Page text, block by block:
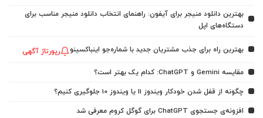
بهترین دانلود منیجر برای آیفون: راهنمای انتخاب دانلود منیجر مناسب برای
دستگاه‌های اپل
بهترین راه برای جذب مشتریان جدید با شماره‌جو اینباکسینو رپورتاژ آگهی
مقایسه Gemini و ChatGPT: کدام یک بهتر است؟
چگونه از قفل شدن خودکار ویندوز 11 یا ویندوز 10 جلوگیری کنیم؟
افزونه‌ی جستجوی ChatGPT برای گوگل کروم معرفی شد